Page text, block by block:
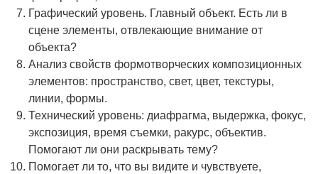
Графический уровень. Главный объект. Есть ли в
сцене элементы, отвлекающие внимание от
объекта?
Анализ свойств формотворческих композиционных
элементов: пространство, свет, цвет, текстуры,
линии, формы.
Технический уровень: диафрагма, выдержка, фокус,
экспозиция, время съемки, ракурс, объектив.
Помогают ли они раскрывать тему?
Помогает ли то, что вы видите и чувствуете,